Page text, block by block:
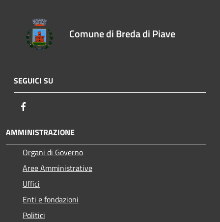
Comune di Breda di Piave
SEGUICI SU
AMMINISTRAZIONE
Organi di Governo
Aree Amministrative
Uffici
Enti e fondazioni
Politici